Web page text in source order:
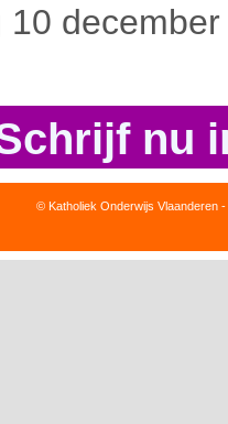
10
nu
© Katholiek Onderwijs Vlaanderen